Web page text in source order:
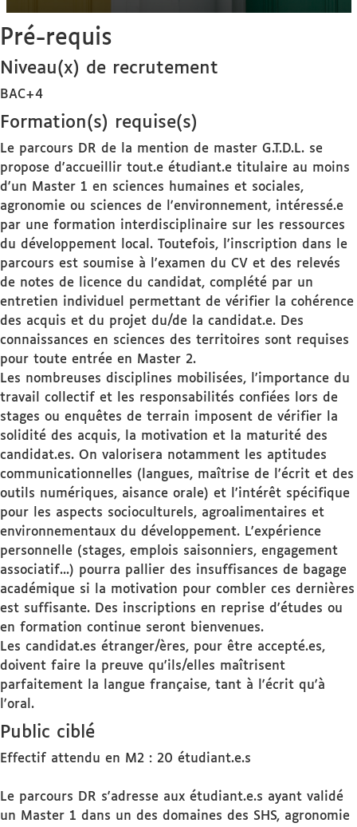
Pré-requis
Niveau(x) de recrutement
BAC+4
Formation(s) requise(s)
Le parcours DR de la mention de master G.T.D.L. se
propose d'accueillir tout.e étudiant.e titulaire au moins
d'un Master 1 en sciences humaines et sociales,
agronomie ou sciences de l'environnement, intéressé.e
par une formation interdisciplinaire sur les ressources
du développement local. Toutefois, l'inscription dans le
parcours est soumise à l'examen du CV et des relevés
de notes de licence du candidat, complété par un
entretien individuel permettant de vérifier la cohérence
des acquis et du projet du/de la candidat.e. Des
connaissances en sciences des territoires sont requises
pour toute entrée en Master 2.
Les nombreuses disciplines mobilisées, l'importance du
travail collectif et les responsabilités confiées lors de
stages ou enquêtes de terrain imposent de vérifier la
solidité des acquis, la motivation et la maturité des
candidat.es. On valorisera notamment les aptitudes
communicationnelles (langues, maîtrise de l'écrit et des
outils numériques, aisance orale) et l'intérêt spécifique
pour les aspects socioculturels, agroalimentaires et
environnementaux du développement. L'expérience
personnelle (stages, emplois saisonniers, engagement
associatif...) pourra pallier des insuffisances de bagage
académique si la motivation pour combler ces dernières
est suffisante. Des inscriptions en reprise d'études ou
en formation continue seront bienvenues.
Les candidat.es étranger/ères, pour être accepté.es,
doivent faire la preuve qu'ils/elles maîtrisent
parfaitement la langue française, tant à l'écrit qu'à
l'oral.
Public ciblé
Effectif attendu en M2 : 20 étudiant.e.s
Le parcours DR s'adresse aux étudiant.e.s ayant validé
un Master 1 dans un des domaines des SHS, agronomie